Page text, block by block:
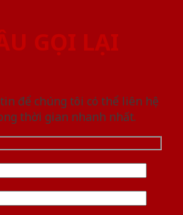
GỌI LẠI
để chúng tôi có thể liên hệ
thời gian nhanh nhất.